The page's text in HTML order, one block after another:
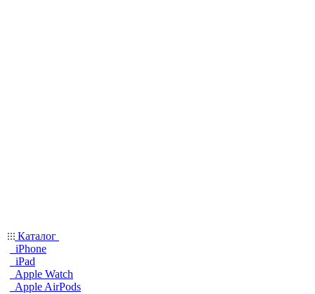
Каталог
iPhone
iPad
Apple Watch
Apple AirPods